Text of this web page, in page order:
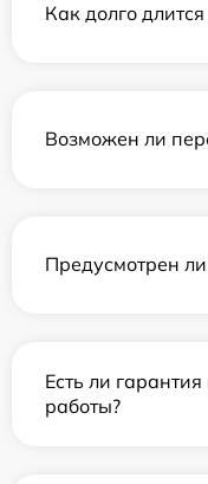
Как долго
Возможен ли
Предусмотрен
Есть ли
работы?